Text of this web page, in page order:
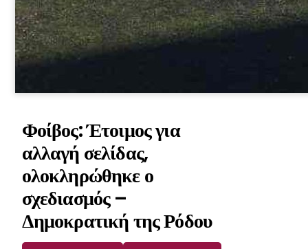
Φοίβος: Έτοιμος για
αλλαγή σελίδας,
ολοκληρώθηκε ο
σχεδιασμός –
Δημοκρατική της Ρόδου